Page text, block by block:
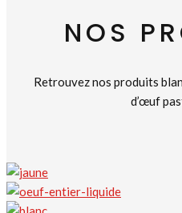
NOS
Retrouvez nos produits
d’œuf